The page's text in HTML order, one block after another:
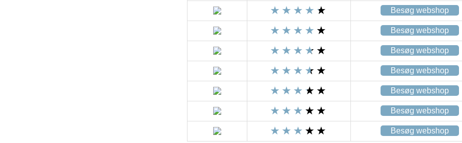
Besøg webshop
Besøg webshop
Besøg webshop
Besøg webshop
Besøg webshop
Besøg webshop
Besøg webshop